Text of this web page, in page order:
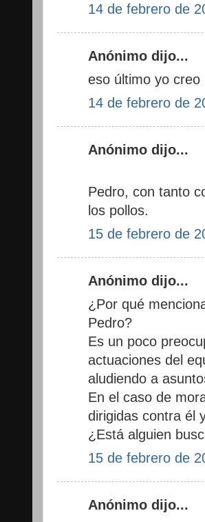
14 de febrero de
Anónimo dijo...
eso último yo creo
14 de febrero de
Anónimo dijo...
Pedro, con tanto
los pollos.
15 de febrero de
Anónimo dijo...
¿Por qué
Pedro?
Es un poco
actuaciones del
aludiendo a
En el caso de
dirigidas contra él
¿Está alguien
15 de febrero de
Anónimo dijo...